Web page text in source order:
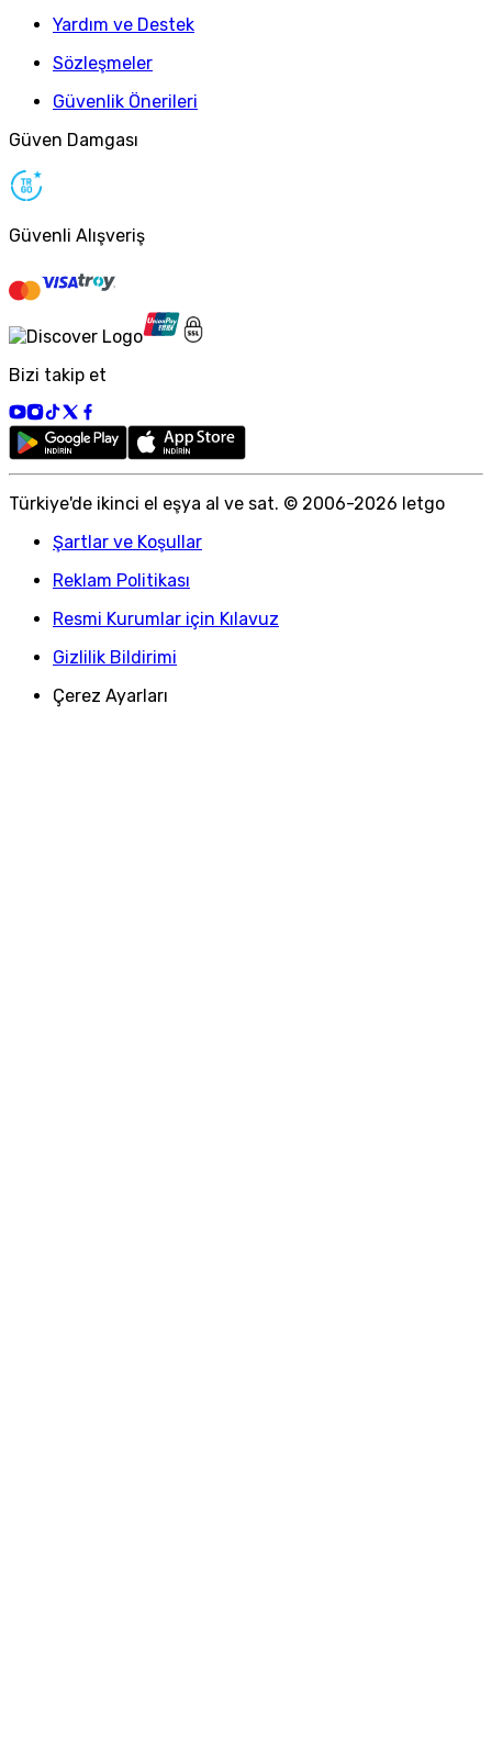
Yardım ve Destek
Sözleşmeler
Güvenlik Önerileri
Güven Damgası
Güvenli Alışveriş
Bizi takip et
Türkiye'de ikinci el eşya al ve sat. © 2006-2026 letgo
Şartlar ve Koşullar
Reklam Politikası
Resmi Kurumlar için Kılavuz
Gizlilik Bildirimi
Çerez Ayarları